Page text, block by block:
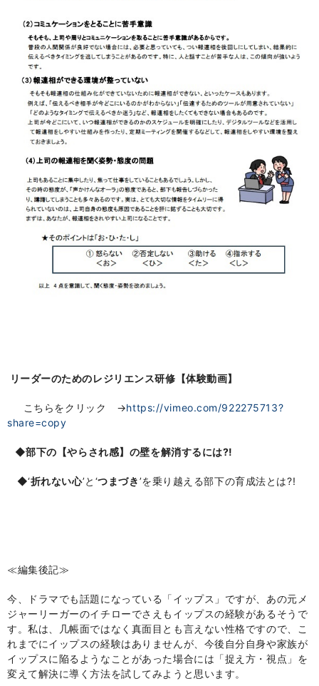
リーダーのためのレジリエンス研修【体験動画】
こちらをクリック →https://vimeo.com/922275713?
share=copy
◆部下の【やらされ感】の壁を解消するには?!
◆‘折れない心’と‘つまづき’を乗り越える部下の育成法とは?!
≪編集後記≫
今、ドラマでも話題になっている「イップス」ですが、 あの元メ
ジャーリーガーのイチローでさえもイップスの経験がある そうで
す。私は、
几帳面ではなく真面目とも言えない性格ですので、
こ
れまでにイップスの経験はありませんが、 今後自分自身や家族が
イップスに陥るようなことがあった場合には 「捉え方・視点」 を
変えて解決に導く方法を試してみようと思います。